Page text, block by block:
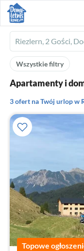
Ferienhausmiete
logo
Wszystkie filtry
Apartamenty i
3 ofert na Twój urlop w
Topowe